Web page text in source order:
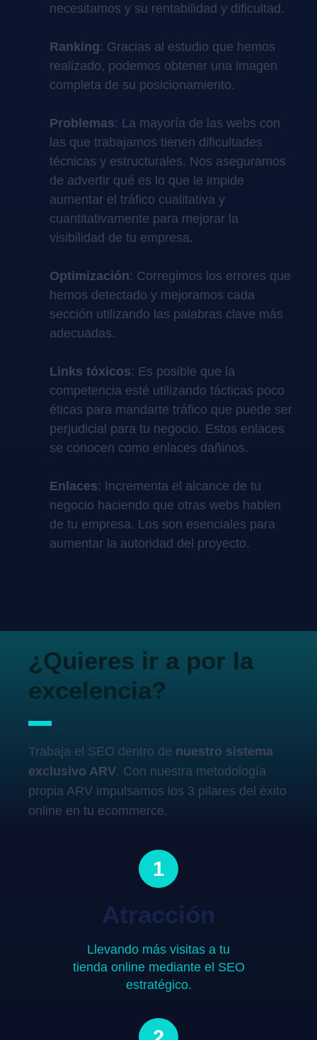
necesitamos y su rentabilidad y dificultad.
Ranking: Gracias al estudio que hemos
realizado, podemos obtener una imagen
completa de su posicionamiento.
Problemas: La mayoría de las webs con
las que trabajamos tienen dificultades
técnicas y estructurales. Nos aseguramos
de advertir qué es lo que le impide
aumentar el tráfico cualitativa y
cuantitativamente para mejorar la
visibilidad de tu empresa.
Optimización: Corregimos los errores que
hemos detectado y mejoramos cada
sección utilizando las palabras clave más
adecuadas.
Links tóxicos: Es posible que la
competencia esté utilizando tácticas poco
éticas para mandarte tráfico que puede ser
perjudicial para tu negocio. Estos enlaces
se conocen como enlaces dañinos.
Enlaces: Incrementa el alcance de tu
negocio haciendo que otras webs hablen
de tu empresa. Los son esenciales para
aumentar la autoridad del proyecto.
¿Quieres ir a por la
excelencia?
Trabaja el SEO dentro de nuestro sistema
exclusivo ARV. Con nuestra metodología
propia ARV impulsamos los 3 pilares del éxito
online en tu ecommerce.
1
Atracción
Llevando más visitas a tu
tienda online mediante el SEO
estratégico.